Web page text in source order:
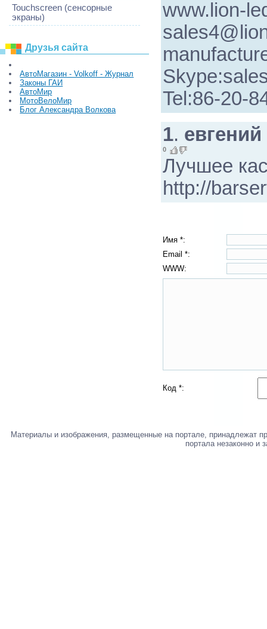
Touchscreen (сенсорные
экраны)
Друзья сайта
АвтоМагазин - Volkoff - Журнал
Законы ГАИ
АвтоМир
МотоВелоМир
Блог Александра Волкова
www.lion-
Tel:86-20-
1. евгений
0
Лучшее
http://
Имя *:
Email *:
WWW:
Код *:
Материалы и изображения, размещенные на портале, принадлежат
портала незаконно и